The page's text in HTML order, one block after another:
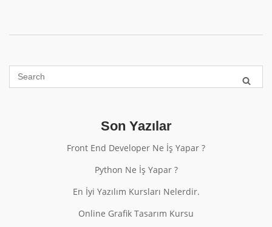
Son Yazılar
Front End Developer Ne İş Yapar ?
Python Ne İş Yapar ?
En İyi Yazılım Kursları Nelerdir.
Online Grafik Tasarım Kursu